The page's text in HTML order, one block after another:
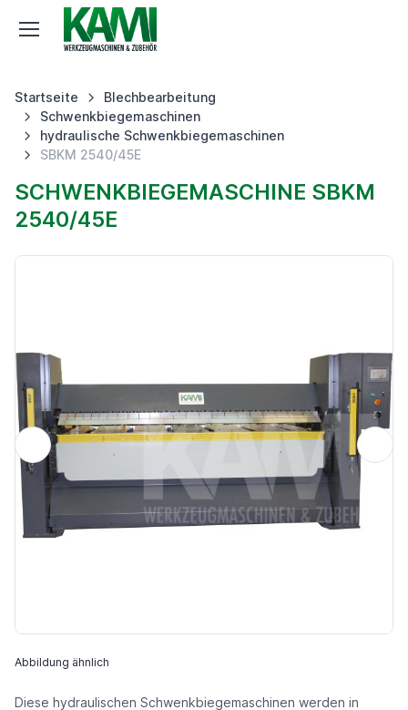
Startseite
Blechbearbeitung
Schwenkbiegemaschinen
hydraulische Schwenkbiegemaschinen
SBKM 2540/45E
SCHWENKBIEGEMASCHINE SBKM
2540/45E
Abbildung ähnlich
Diese hydraulischen Schwenkbiegemaschinen werden in